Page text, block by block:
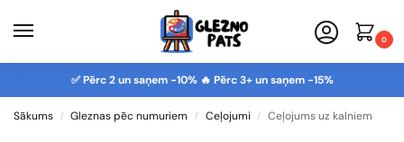
0
✅ Pērc 2 un saņem -10% 🔥 Pērc 3+ un saņem -15%
Sākums / Gleznas pēc numuriem / Ceļojumi / Ceļojums uz kalniem